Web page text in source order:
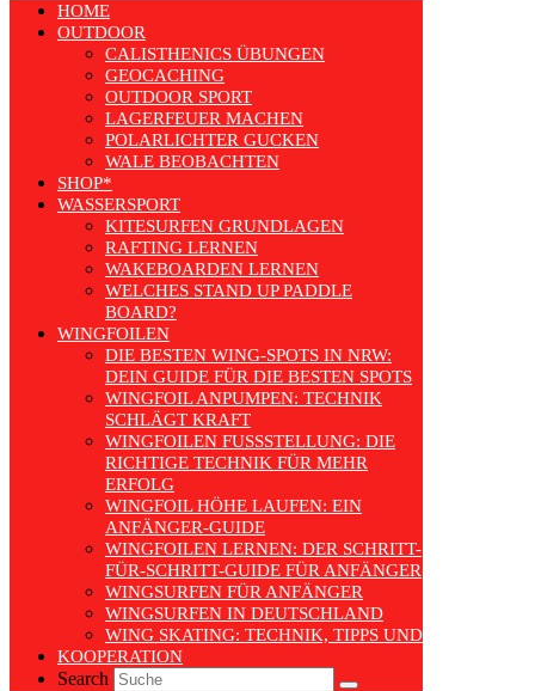
HOME
OUTDOOR
CALISTHENICS ÜBUNGEN
GEOCACHING
OUTDOOR SPORT
LAGERFEUER MACHEN
POLARLICHTER GUCKEN
WALE BEOBACHTEN
SHOP*
WASSERSPORT
KITESURFEN GRUNDLAGEN
RAFTING LERNEN
WAKEBOARDEN LERNEN
WELCHES STAND UP PADDLE
BOARD?
WINGFOILEN
DIE BESTEN WING-SPOTS IN NRW:
DEIN GUIDE FÜR DIE BESTEN SPOTS
WINGFOIL ANPUMPEN: TECHNIK
SCHLÄGT KRAFT
WINGFOILEN FUSSSTELLUNG: DIE R
ICHTIGE TECHNIK FÜR MEHR E
RFOLG
WINGFOIL HÖHE LAUFEN: EIN
ANFÄNGER-GUIDE
WINGFOILEN LERNEN: DER SCHRITT-
FÜR-SCHRITT-GUIDE FÜR ANFÄNGER
WINGSURFEN FÜR ANFÄNGER
WINGSURFEN IN DEUTSCHLAND
WING SKATING: TECHNIK, TIPPS UND TRENDS
KOOPERATION
Search